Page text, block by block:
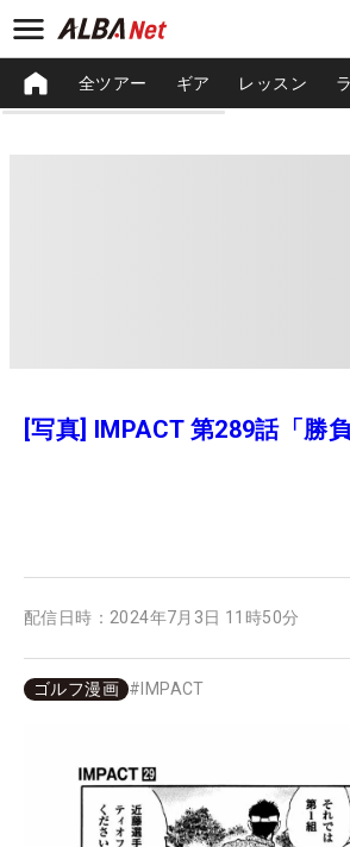
全ツアー ギア レッスン
[写真] IMPACT 第289話「勝負
配信日時： 2024年7月3日 11時50分
ゴルフ漫画 # IMPACT